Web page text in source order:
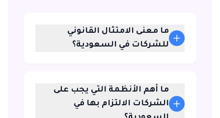
ما معنى الامتثال القانوني
للشركات في السعودية؟
ما أهم الأنظمة التي يجب على
الشركات الالتزام بها في